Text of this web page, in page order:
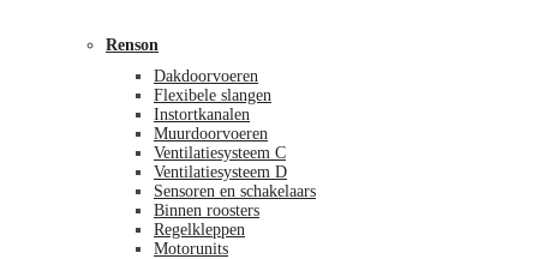
Renson
Dakdoorvoeren
Flexibele slangen
Instortkanalen
Muurdoorvoeren
Ventilatiesysteem C
Ventilatiesysteem D
Sensoren en schakelaars
Binnen roosters
Regelkleppen
Motorunits